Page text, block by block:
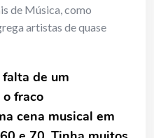
de Música, como
artistas de quase
de um
fraco
cena musical em